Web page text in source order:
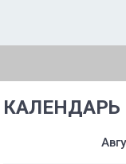
КАЛЕНДАРЬ